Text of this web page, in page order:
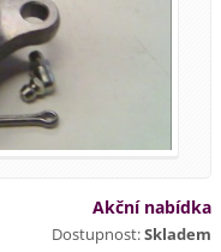
Akční nabídka
Dostupnost:Skladem